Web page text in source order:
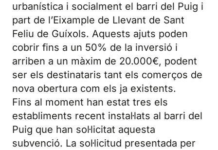
urbanística i socialment el barri del Puig i
part de l’Eixample de Llevant de Sant
Feliu de Guíxols. Aquests ajuts poden
cobrir fins a un 50% de la inversió i
arriben a un màxim de 20.000€, podent
ser els destinataris tant els comerços de
nova obertura com els ja existents.
Fins al moment han estat tres els
establiments recent instal·lats al barri del
Puig que han sol·licitat aquesta
subvenció. La sol·licitud presentada per